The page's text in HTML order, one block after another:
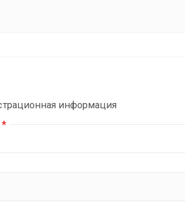
информация
*